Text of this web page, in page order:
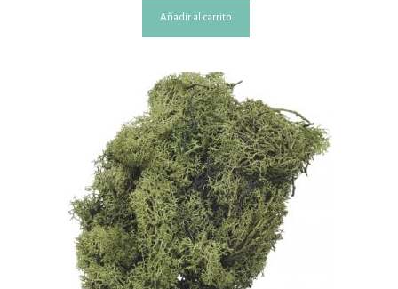
Añadir al carrito